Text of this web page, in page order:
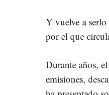
Y vuelve a
por el que
Durante años,
emisiones,